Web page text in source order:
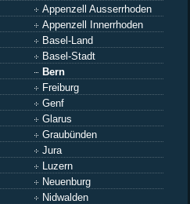
Appenzell Ausserrhoden
Appenzell Innerrhoden
Basel-Land
Basel-Stadt
Bern
Freiburg
Genf
Glarus
Graubünden
Jura
Luzern
Neuenburg
Nidwalden